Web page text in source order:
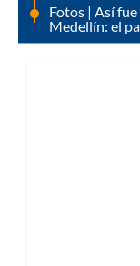
Fotos | Así
Medellín: el